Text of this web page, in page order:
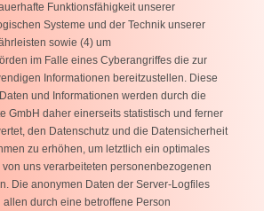
Funktionsfähigkeit unserer
Systeme und der Technik unserer
sowie (4) um
im Falle eines Cyberangriffes die zur
Informationen bereitzustellen. Diese
und Informationen werden durch die
GmbH daher einerseits statistisch und ferner
den Datenschutz und die Datensicherheit
zu erhöhen, um letztlich ein optimales
uns verarbeiteten personenbezogenen
Die anonymen Daten der Server-Logfiles
durch eine betroffene Person